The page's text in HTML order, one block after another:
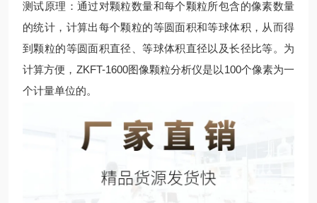
测试原理：通过对颗粒数量和每个颗粒所包含的像素数量
的统计，计算出每个颗粒的等圆面积和等球体积，从而得
到颗粒的等圆面积直径、等球体积直径以及长径比等。为
计算方便，ZKFT-1600图像颗粒分析仪是以100个像素为一
个计量单位的。